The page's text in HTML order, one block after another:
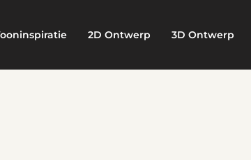
2D Ontwerp 3D Ontwerp